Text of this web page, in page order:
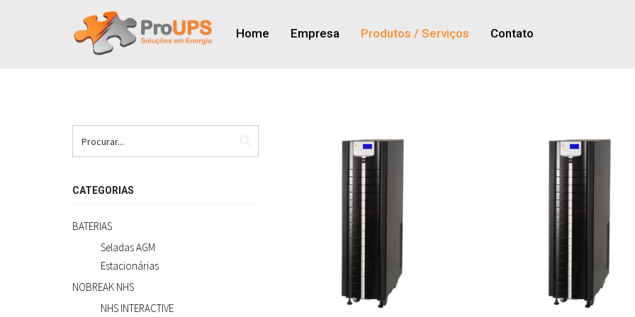
Home Empresa Produtos Contato
CATEGORIAS
BATERIAS
Seladas AGM
Estacionárias
NOBREAK NHS
NHS INTERACTIVE